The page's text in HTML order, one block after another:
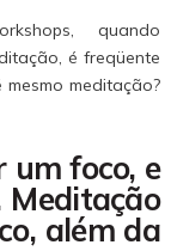
quando
é freqüente
meditação?
um foco, e
além da